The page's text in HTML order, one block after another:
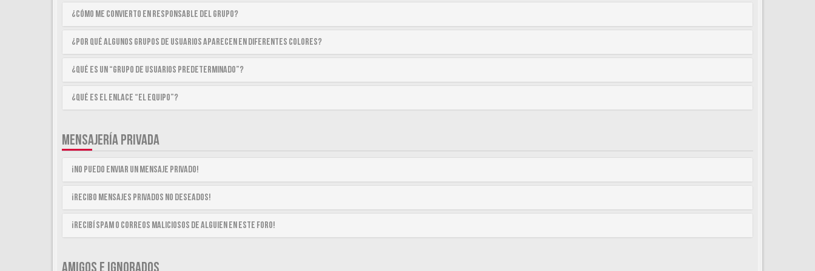
¿Cómo me convierto en Responsable del Grupo?
¿Por qué algunos Grupos de Usuarios aparecen en diferentes colores?
¿Qué es un “Grupo de Usuarios predeterminado”?
¿Qué es el enlace “El equipo”?
MENSAJERÍA PRIVADA
¡No puedo enviar un mensaje privado!
¡Recibo mensajes privados no deseados!
¡Recibí spam o correos maliciosos de alguien en este foro!